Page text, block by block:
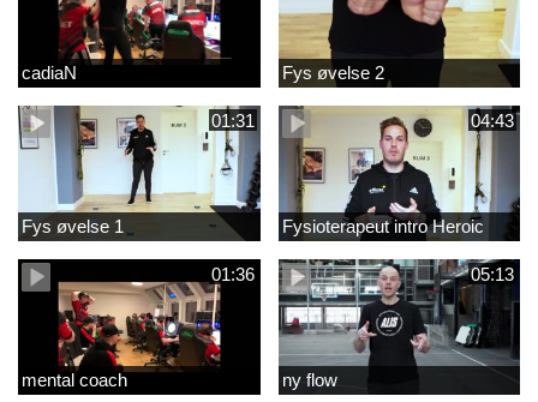
cadiaN Fys øvelse 2
01:31
Fys øvelse 1
04:43
Fysioterapeut intro Heroic
01:36
mental coach
05:13
ny flow